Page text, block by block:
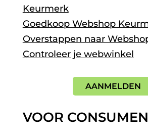
Keurmerk
Goedkoop Webshop
Overstappen naar
Controleer je webwinkel
AANMELDEN
VOOR